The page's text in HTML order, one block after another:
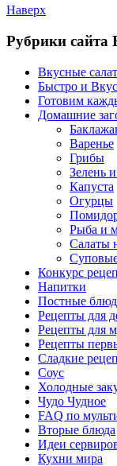
Наверх
Рубрики сайта
Вкусные
Быстро и
Готовим
Домашние
Варенье
Грибы
Зелень
Капуста
Огурцы
Рыба и
Салаты
Конкурс
Напитки
Постные
Рецепты для
Рецепты для
Рецепты
Сладкие
Соус
Холодные
Чудо Чудное
FAQ по
Вторые блюда
Идеи
Кухни мира